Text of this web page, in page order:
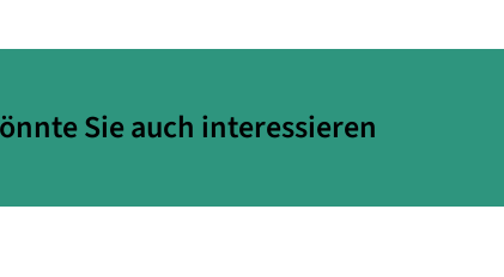
Sie auch interessieren